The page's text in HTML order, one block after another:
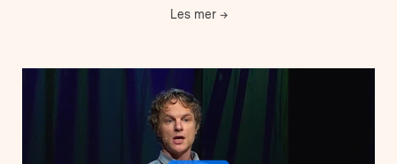
Les mer →